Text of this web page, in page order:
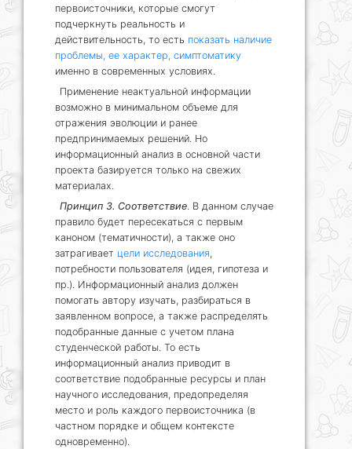
первоисточники, которые смогут
подчеркнуть реальность и
действительность, то есть показать наличие
проблемы, ее характер, симптоматику
именно в современных условиях.
Применение неактуальной информации
возможно в минимальном объеме для
отражения эволюции и ранее
предпринимаемых решений. Но
информационный анализ в основной части
проекта базируется только на свежих
материалах.
Принцип 3. Соответствие. В данном случае
правило будет пересекаться с первым
каноном (тематичности), а также оно
затрагивает цели исследования,
потребности пользователя (идея, гипотеза и
пр.). Информационный анализ должен
помогать автору изучать, разбираться в
заявленном вопросе, а также распределять
подобранные данные с учетом плана
студенческой работы. То есть
информационный анализ приводит в
соответствие подобранные ресурсы и план
научного исследования, предопределяя
место и роль каждого первоисточника (в
частном порядке и общем контексте
одновременно).